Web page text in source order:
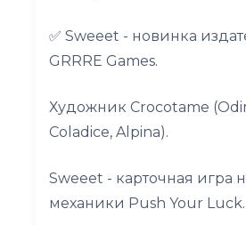
✅ Sweeet - новинка
GRRRE Games.
Художник Crocotame
Coladice, Alpina).
Sweeet - карточная игра
механики Push Your Luck.